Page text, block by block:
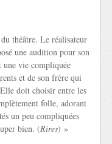
théâtre. Le réalisateur
une audition pour son
une vie compliquée
et de son frère qui
doit choisir entre les
folle, adorant
un peu compliquées
bien. (Rires) »